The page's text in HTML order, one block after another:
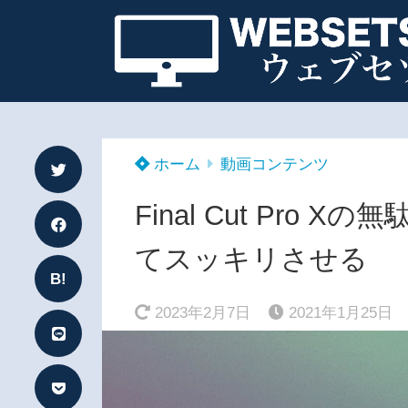
B!
ホーム 動画コンテンツ
Final Cut Pro Xの無
てスッキリさせる
2023年2月7日 2021年1月25日